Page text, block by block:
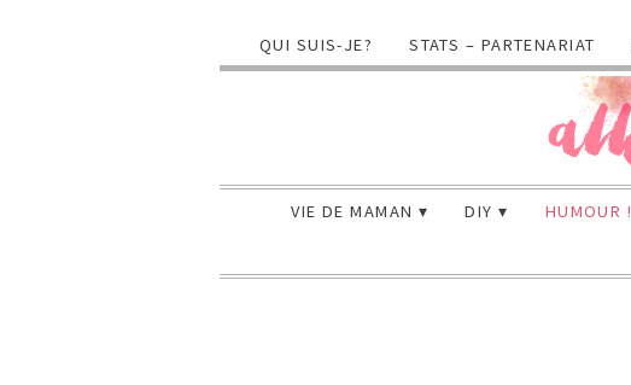
QUI SUIS-JE? STATS – PARTENARIAT
VIE DE MAMAN DIY HUMOUR !